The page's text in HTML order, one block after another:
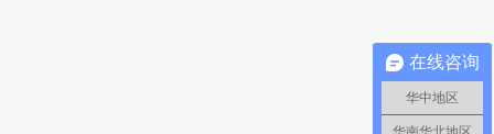
在线咨询
华中地区